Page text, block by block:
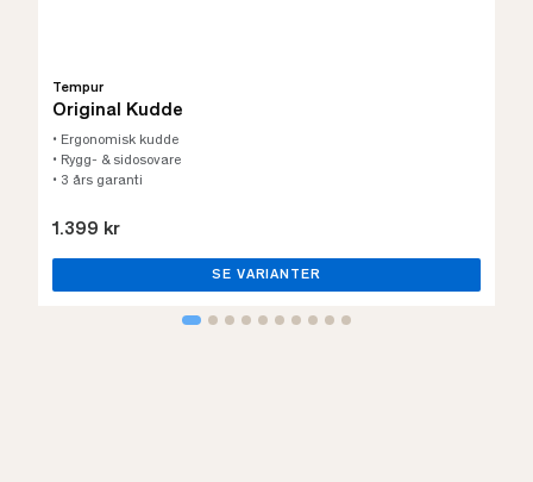
Tempur
Original Kudde
• Ergonomisk kudde
• Rygg- & sidosovare
• 3 års garanti
1.399 kr
SE VARIANTER